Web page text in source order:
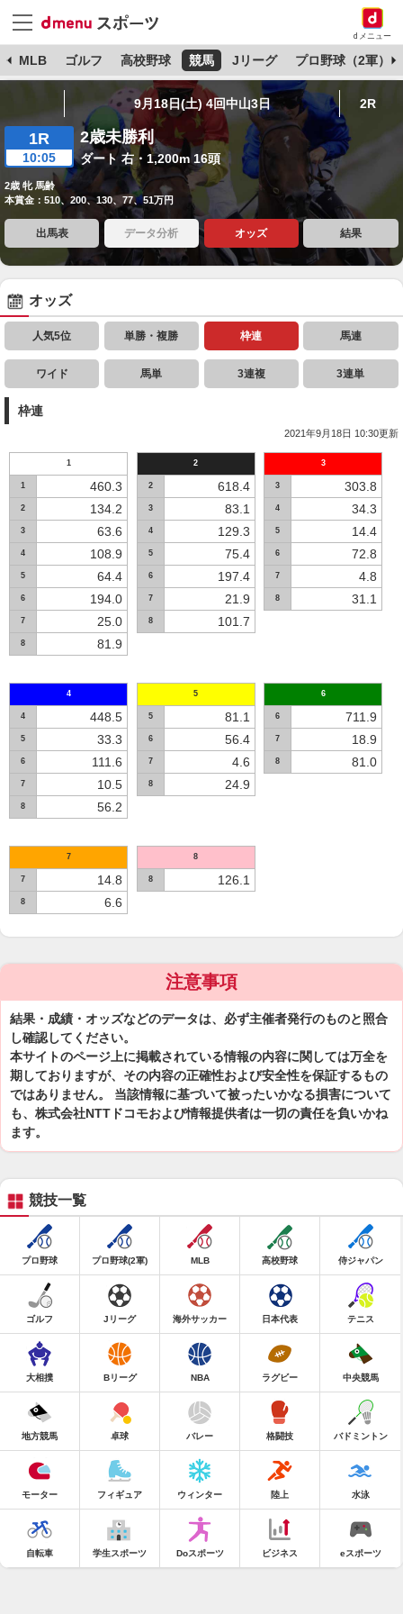
dメニュー
MLB ゴルフ 高校野球 競馬 Jリーグ プロ野球（2軍）
9月18日(土) 4回中山3日 2R
1R
10:05
2歳未勝利
ダート 右・1,200m 16頭
2歳 牝 馬齢
本賞金：510、200、130、77、51万円
出馬表 データ分析 オッズ 結果
オッズ
人気5位 単勝・複勝 枠連 馬連
ワイド 馬単 3連複 3連単
枠連
2021年9月18日 10:30更新
1
1 460.3
2 134.2
3 63.6
4 108.9
5 64.4
6 194.0
7 25.0
8 81.9
2
2 618.4
3 83.1
4 129.3
5 75.4
6 197.4
7 21.9
8 101.7
3
3 303.8
4 34.3
5 14.4
6 72.8
7 4.8
8 31.1
4
4 448.5
5 33.3
6 111.6
7 10.5
8 56.2
5
5 81.1
6 56.4
7 4.6
8 24.9
6
6 711.9
7 18.9
8 81.0
7
7 14.8
8 6.6
8
8 126.1
注意事項
結果・成績・オッズなどのデータは、必ず主催者発行のものと照合
し確認してください。
本サイトのページ上に掲載されている情報の内容に関しては万全を
期しておりますが、その内容の正確性および安全性を保証するもの
ではありません。 当該情報に基づいて被ったいかなる損害について
も、株式会社NTTドコモおよび情報提供者は一切の責任を負いかね
ます。
競技一覧
プロ野球 プロ野球(2軍) MLB 高校野球 侍ジャパン
ゴルフ Jリーグ 海外サッカー 日本代表 テニス
大相撲 Bリーグ NBA ラグビー 中央競馬
地方競馬 卓球 バレー 格闘技 バドミントン
モーター フィギュア ウィンター 陸上 水泳
自転車 学生スポーツ Doスポーツ ビジネス eスポーツ